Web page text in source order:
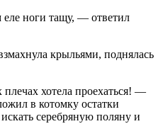
еле ноги тащу, — ответил
крыльями, поднялась
хотела проехаться! —
в котомку остатки
серебряную поляну и